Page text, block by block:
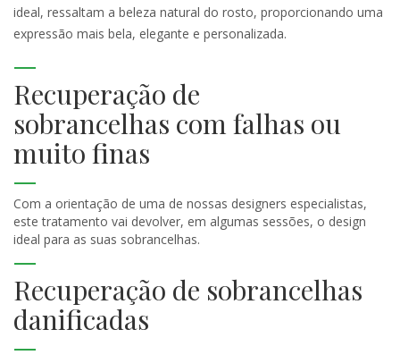
ideal, ressaltam a beleza natural do rosto, proporcionando uma
expressão mais bela, elegante e personalizada.
Recuperação de
sobrancelhas com falhas ou
muito finas
Com a orientação de uma de nossas designers especialistas,
este tratamento vai devolver, em algumas sessões, o design
ideal para as suas sobrancelhas.
Recuperação de sobrancelhas
danificadas